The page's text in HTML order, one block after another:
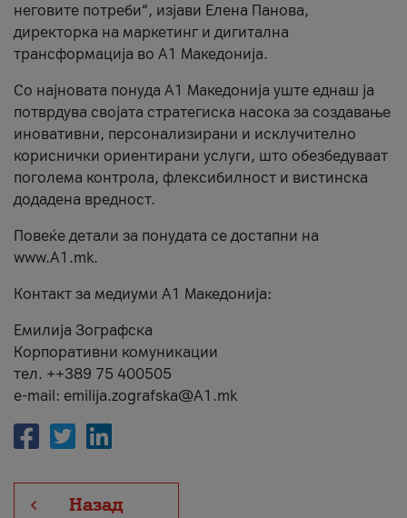
неговите потреби“, изјави Елена Панова,
директорка на маркетинг и дигитална
трансформација во А1 Македонија.
Со најновата понуда А1 Македонија уште еднаш ја
потврдува својата стратегиска насока за создавање
иновативни, персонализирани и исклучително
кориснички ориентирани услуги, што обезбедуваат
поголема контрола, флексибилност и вистинска
додадена вредност.
Повеќе детали за понудата се достапни на
www.А1.mk.
Контакт за медиуми А1 Македонија:
Емилија Зографска
Корпоративни комуникации
тел. ++389 75 400505
e-mail: emilija.zografska@A1.mk
Назад